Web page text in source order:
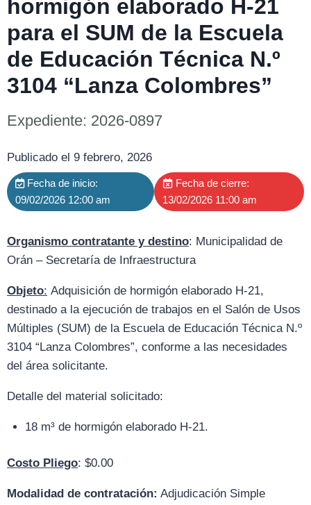
hormigón elaborado H-21
para el SUM de la Escuela
de Educación Técnica N.º
3104 “Lanza Colombres”
Expediente: 2026-0897
Publicado el 9 febrero, 2026
Fecha de inicio:
09/02/2026 12:00 am
Fecha de cierre:
13/02/2026 11:00 am
Organismo contratante y destino: Municipalidad de
Orán – Secretaría de Infraestructura
Objeto: Adquisición de hormigón elaborado H-21,
destinado a la ejecución de trabajos en el Salón de Usos
Múltiples (SUM) de la Escuela de Educación Técnica N.º
3104 “Lanza Colombres”, conforme a las necesidades
del área solicitante.
Detalle del material solicitado:
18 m³ de hormigón elaborado H-21.
Costo Pliego: $0.00
Modalidad de contratación: Adjudicación Simple